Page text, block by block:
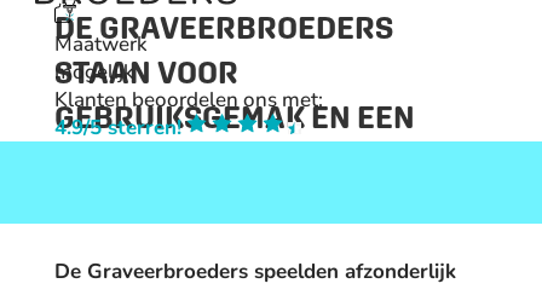
Maatwerk
mogelijk
Klanten beoordelen ons met:
4.9/5 sterren!
DE GRAVEERBROEDERS
STAAN VOOR
GEBRUIKSGEMAK EN EEN
De Graveerbroeders speelden afzonderlijk